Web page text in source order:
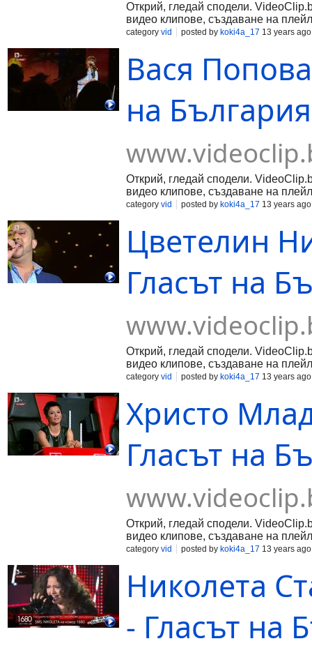
Открий, гледай сподели.
видео клипове, създаване на
category vid posted by koki4a_17 13 years ago
Вася
на
Открий, гледай сподели.
видео клипове, създаване на
category vid posted by koki4a_17 13 years ago
Цветелин
Гласът на
Открий, гледай сподели.
видео клипове, създаване на
category vid posted by koki4a_17 13 years ago
Христо
Гласът на
Открий, гледай сподели.
видео клипове, създаване на
category vid posted by koki4a_17 13 years ago
Николета
- Гласът на